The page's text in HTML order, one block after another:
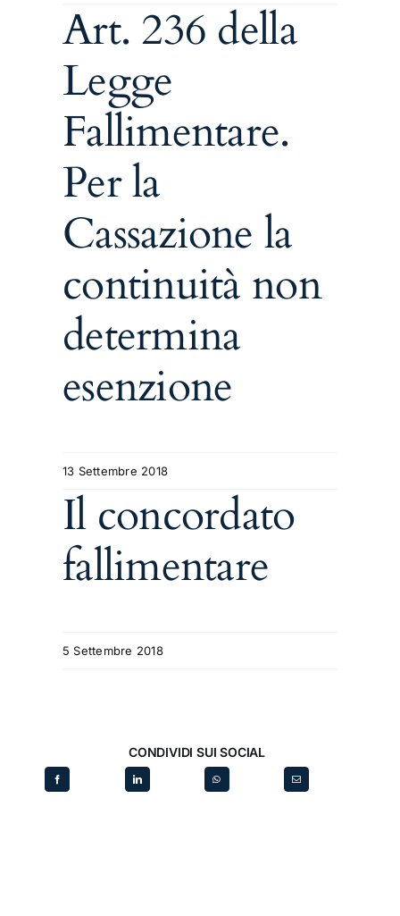
Art. 236 della
Legge
Fallimentare.
Per la
Cassazione la
continuità non
determina
esenzione
13 Settembre 2018
Il concordato
fallimentare
5 Settembre 2018
CONDIVIDI SUI SOCIAL